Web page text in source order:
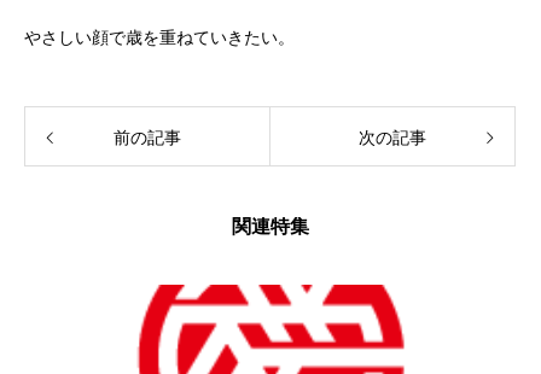
やさしい顔で歳を重ねていきたい。
前の記事 次の記事
関連特集